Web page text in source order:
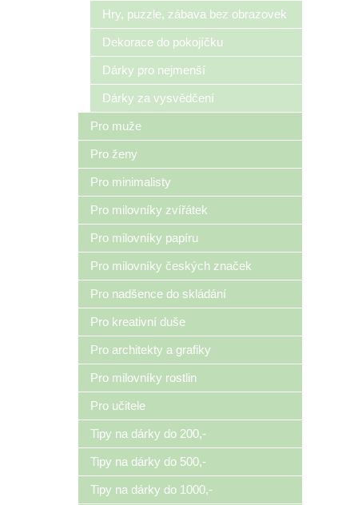
Hry, puzzle, zábava bez obrazovek
Dekorace do pokojíčku
Dárky pro nejmenší
Dárky za vysvědčení
Pro muže
Pro ženy
Pro minimalisty
Pro milovníky zvířátek
Pro milovníky papíru
Pro milovníky českých značek
Pro nadšence do skládání
Pro kreativní duše
Pro architekty a grafiky
Pro milovníky rostlin
Pro učitele
Tipy na dárky do 200,-
Tipy na dárky do 500,-
Tipy na dárky do 1000,-